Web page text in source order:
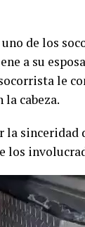
de los
a su
le
la cabeza.
sinceridad
los